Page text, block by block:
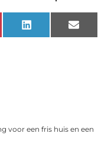
LinkedIn Email
voor een fris huis en een